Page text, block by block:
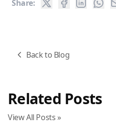
Share:
Back to Blog
Related Posts
View All Posts »